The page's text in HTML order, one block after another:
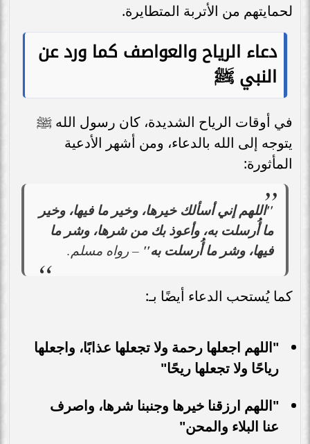
لحمايتهم من الأتربة المتطايرة.
دعاء الرياح والعواصف كما ورد عن
النبي ﷺ
في أوقات الرياح الشديدة، كان رسول الله ﷺ
يتوجه إلى الله بالدعاء، ومن أشهر الأدعية
المأثورة:
"اللهم إني أسألك خيرها، وخير ما فيها، وخير
ما أُرسلت به، وأعوذ بك من شرها، وشر ما
فيها، وشر ما أُرسلت به" – رواه مسلم.
كما يُستحب الدعاء أيضًا بـ:
"اللهم اجعلها رحمة ولا تجعلها عذابًا، واجعلها
رياحًا ولا تجعلها ريحًا"
"اللهم ارزقنا خيرها وجنبنا شرها، واصرف
عنا البلاء والمحن"